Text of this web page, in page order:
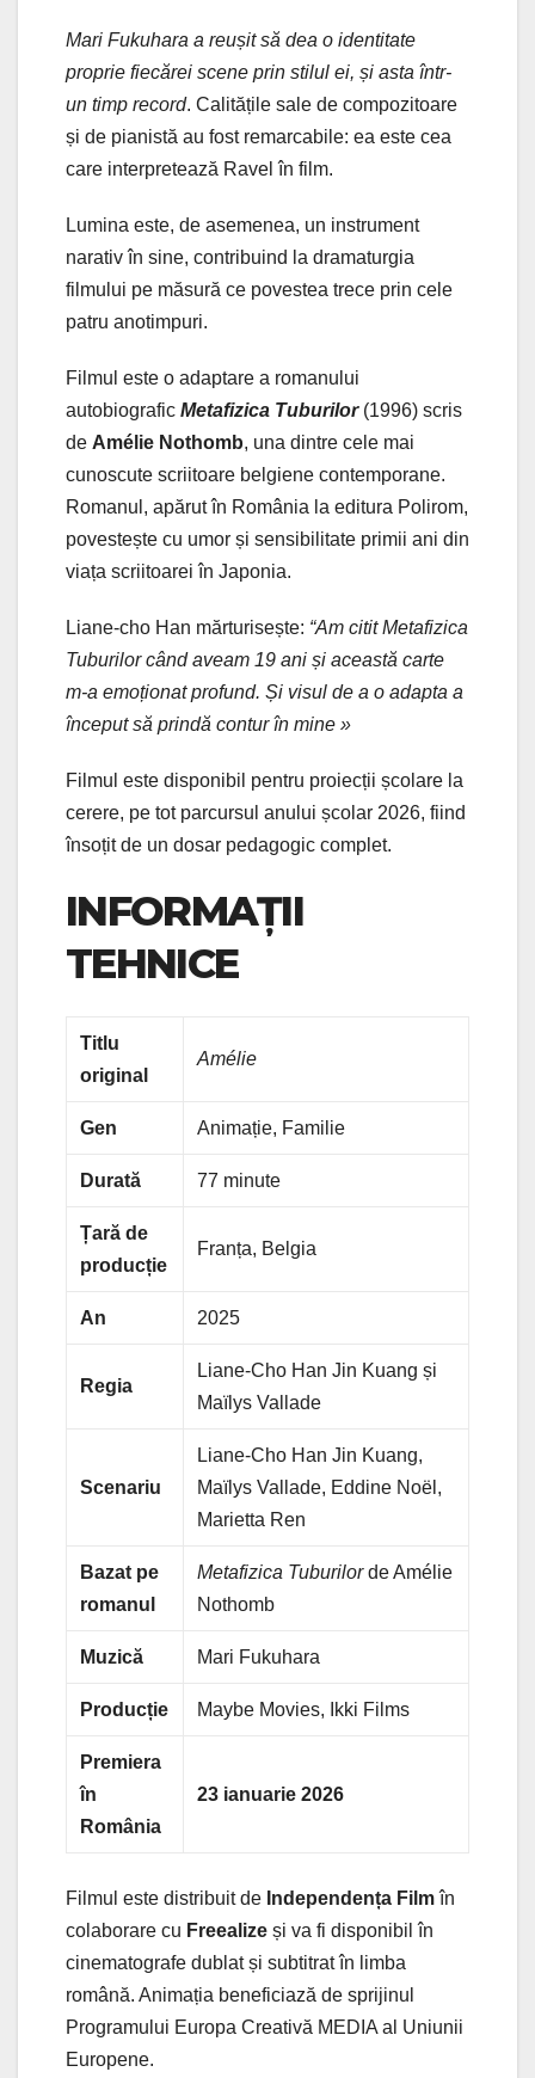
Mari Fukuhara a reușit să dea o identitate
proprie fiecărei scene prin stilul ei, și asta într-
un timp record. Calitățile sale de compozitoare
și de pianistă au fost remarcabile: ea este cea
care interpretează Ravel în film.
Lumina este, de asemenea, un instrument
narativ în sine, contribuind la dramaturgia
filmului pe măsură ce povestea trece prin cele
patru anotimpuri.
Filmul este o adaptare a romanului
autobiografic Metafizica Tuburilor(1996) scris
de Amélie Nothomb, una dintre cele mai
cunoscute scriitoare belgiene contemporane.
Romanul, apărut în România la editura Polirom,
povestește cu umor și sensibilitate primii ani din
viața scriitoarei în Japonia.
Liane-cho Han mărturisește: “Am citit Metafizica
Tuburilor când aveam 19 ani și această carte
m-a emoționat profund. Și visul de a o adapta a
început să prindă contur în mine »
Filmul este disponibil pentru proiecții școlare la
cerere, pe tot parcursul anului școlar 2026, fiind
însoțit de un dosar pedagogic complet.
INFORMAȚII
TEHNICE
Titlu
original
Amélie
Gen Animație, Familie
Durată 77 minute
Țară de
producție
Franța, Belgia
An 2025
Regia
Liane-Cho Han Jin Kuang și
Maïlys Vallade
Scenariu
Liane-Cho Han Jin Kuang,
Maïlys Vallade, Eddine Noël,
Marietta Ren
Bazat pe
romanul
Metafizica Tuburilorde Amélie
Nothomb
Muzică Mari Fukuhara
Producție Maybe Movies, Ikki Films
Premiera
în
România
23 ianuarie 2026
Filmul este distribuit de Independența Filmîn
colaborare cu Freealize și va fi disponibil în
cinematografe dublat și subtitrat în limba
română. Animația beneficiază de sprijinul
Programului Europa Creativă MEDIA al Uniunii
Europene.